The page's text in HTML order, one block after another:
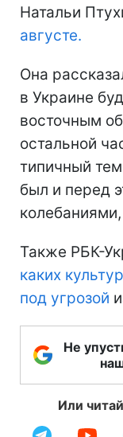
Натальи
августе.
Она
в Украине
восточным
остальной
типичный
был и перед
Также РБК-
каких
под угрозой
Не
Или